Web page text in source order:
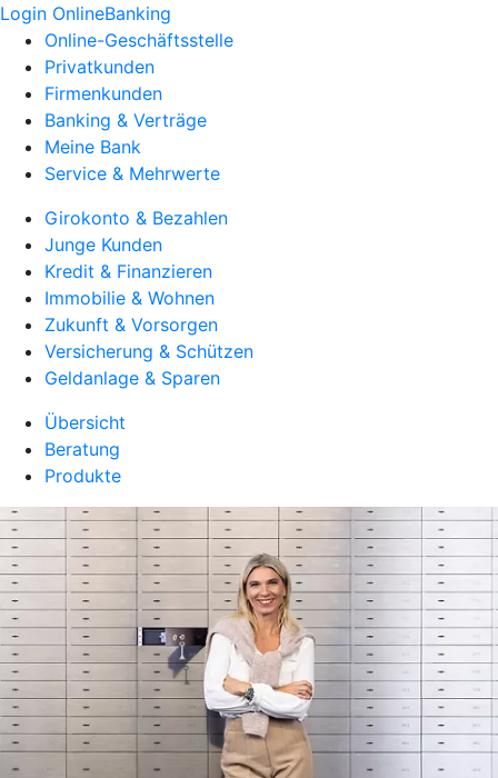
Login OnlineBanking
Online-Geschäftsstelle
Privatkunden
Firmenkunden
Banking & Verträge
Meine Bank
Service & Mehrwerte
Girokonto & Bezahlen
Junge Kunden
Kredit & Finanzieren
Immobilie & Wohnen
Zukunft & Vorsorgen
Versicherung & Schützen
Geldanlage & Sparen
Übersicht
Beratung
Produkte